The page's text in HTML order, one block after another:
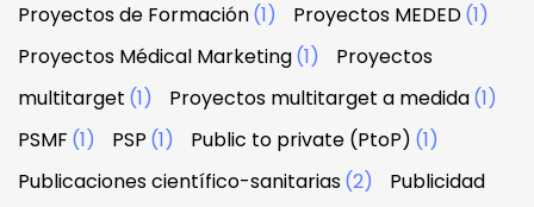
Proyectos de Formación(1) Proyectos MEDED(1)
Proyectos Médical Marketing(1)
Proyectos
multitarget (1) Proyectos multitarget a medida(1)
PSMF (1) PSP (1) Public to private (PtoP) (1)
Publicaciones científico-sanitarias(2) Publicidad